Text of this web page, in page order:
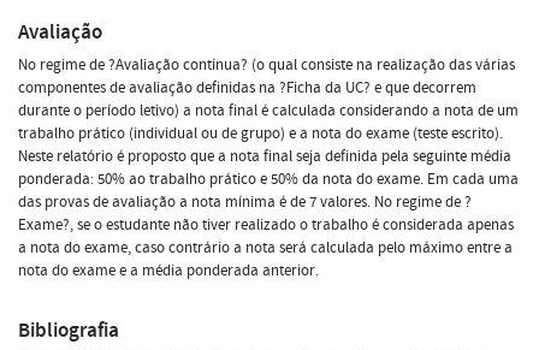
Avaliação
No regime de ?Avaliação contínua? (o qual consiste na realização das várias
componentes de avaliação definidas na ?Ficha da UC? e que decorrem
durante o período letivo) a nota final é calculada considerando a nota de um
trabalho prático (individual ou de grupo) e a nota do exame (teste escrito).
Neste relatório é proposto que a nota final seja definida pela seguinte média
ponderada: 50% ao trabalho prático e 50% da nota do exame. Em cada uma
das provas de avaliação a nota mínima é de 7 valores. No regime de ?
Exame?, se o estudante não tiver realizado o trabalho é considerada apenas
a nota do exame, caso contrário a nota será calculada pelo máximo entre a
nota do exame e a média ponderada anterior.
Bibliografia